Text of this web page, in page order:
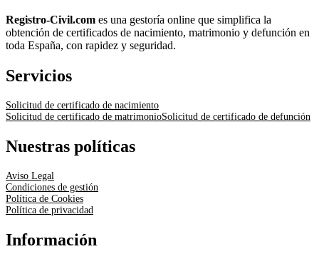
Registro-Civil.com es una gestoría online que simplifica la
obtención de certificados de nacimiento, matrimonio y defunción en
toda España, con rapidez y seguridad.
Servicios
Solicitud de certificado de nacimiento
Solicitud de certificado de matrimonioSolicitud de certificado de defunción
Nuestras políticas
Aviso Legal
Condiciones de gestión
Política de Cookies
Política de privacidad
Información